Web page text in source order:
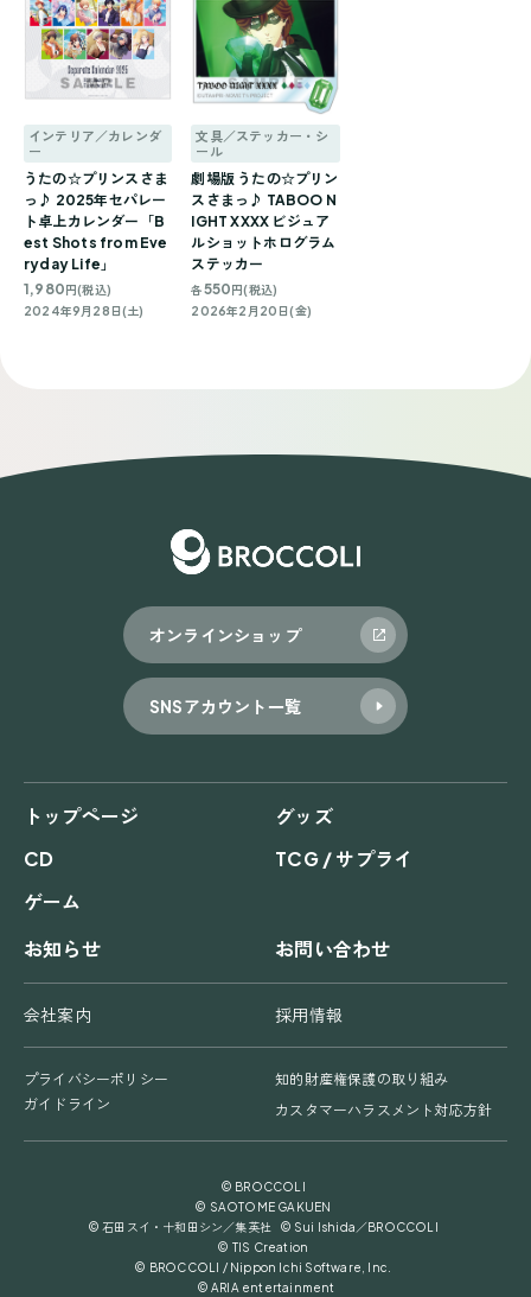
インテリア／カレンダ
ー
うたの☆プリンスさま
っ♪ 2025年セパレー
ト卓上カレンダー「B
est Shots from Eve
ryday Life」
1,980 円(税込)
2024年9月28日(土)
文具／ステッカー・シ
ール
劇場版 うたの☆プリン
スさまっ♪ TABOO N
IGHT XXXX ビジュア
ルショットホログラム
ステッカー
各550 円(税込)
2026年2月20日(金)
オンラインショップ
SNSアカウント一覧
トップページ
グッズ
CD
TCG / サプライ
ゲーム
お知らせ
お問い合わせ
会社案内 採用情報
プライバシーポリシー
知的財産権保護の取り組み
ガイドライン
カスタマーハラスメント対応方針
© BROCCOLI
© SAOTOME GAKUEN
© 石田スイ・十和田シン／集英社 © Sui Ishida／BROCCOLI
© TIS Creation
© BROCCOLI / Nippon Ichi Software, Inc.
© ARIA entertainment